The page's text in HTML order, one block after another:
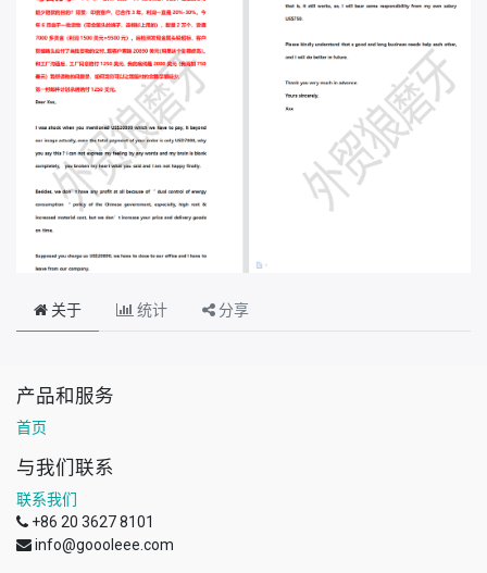
关于 统计 分享
产品和服务
首页
与我们联系
联系我们
+86 20 3627 8101
info@goooleee.com